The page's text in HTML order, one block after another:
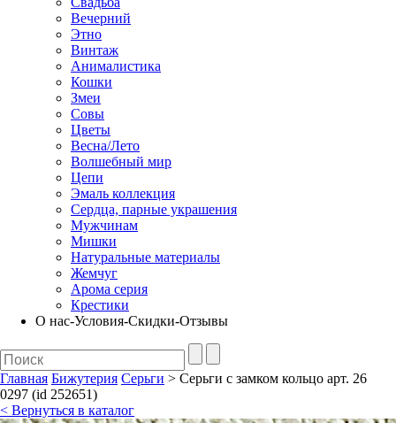
Вечерний
Этно
Винтаж
Анималистика
Кошки
Змеи
Совы
Цветы
Весна/Лето
Волшебный мир
Цепи
Эмаль коллекция
Сердца, парные украшения
Мужчинам
Мишки
Натуральные материалы
Жемчуг
Арома серия
Крестики
О нас-Условия-Скидки-Отзывы
Главная Бижутерия Серьги > Серьги с замком кольцо арт. 26
0297 (id 252651)
< Вернуться в каталог